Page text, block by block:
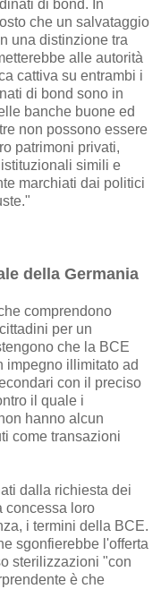
di bond. In
che un salvataggio
una distinzione tra
alle autorità
cattiva su entrambi i
di bond sono in
banche buone ed
non possono essere
patrimoni privati,
simili e
marchiati dai politici
della Germania
comprendono
per un
che la BCE
impegno illimitato ad
con il preciso
il quale i
hanno alcun
come transazioni
dalla richiesta dei
concessa loro
i termini della BCE.
sgonfierebbe l'offerta
sterilizzazioni "con
è che